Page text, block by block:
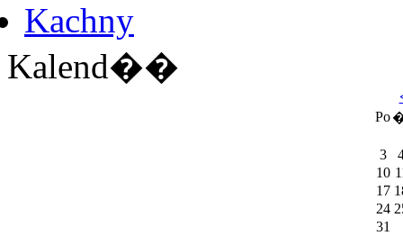
Kachny
Kalend��
Po
3
10
17
24
31